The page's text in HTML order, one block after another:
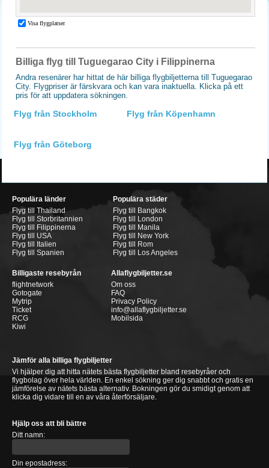
Billiga flyg till Tuguegarao City i Filippinerna
Andra resenärer har hittat de här billiga flygbiljetterna till Tuguegarao
City. Flygpriser är färskvara och kan vara inaktuella. Klicka på ett
pris för att uppdatera sökningen.
Flyg från Stockholm Flyg från Köpenhamn
Flyg från Göteborg
Populära länder
Flyg till Thailand
Flyg till Storbritannien
Flyg till Filippinerna
Flyg till USA
Flyg till Italien
Flyg till Spanien
Populära städer
Flyg till Bangkok
Flyg till London
Flyg till Manila
Flyg till New York
Flyg till Rom
Flyg till Los Angeles
Billigaste resebyrån
flightnetwork
Gotogate
Mytrip
Ticket
RCG
Kiwi
Allaflygbiljetter.se
Om oss
FAQ
Privacy Policy
info@allaflygbiljetter.se
Mobilsida
Jämför alla billiga flygbiljetter
Vi hjälper dig att hitta nätets bästa flygbiljetter bland resebyråer och
flygbolag över hela världen. En enkel sökning ger dig snabbt och gratis en
jämförelse av nätets bästa alternativ. Bokningen gör du smidigt genom att
klicka dig vidare till en av våra återförsäljare.
Hjälp oss att bli bättre
Ditt namn:
Din epostadress: